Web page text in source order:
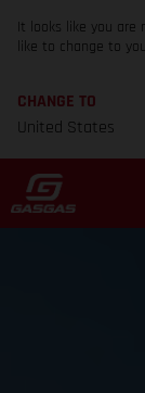
It looks like you are
like to change to
CHANGE TO
United States